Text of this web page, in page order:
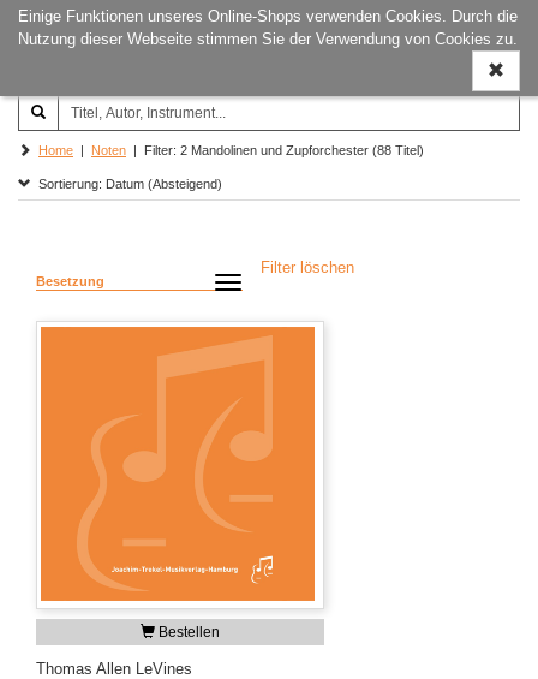
Einige Funktionen unseres Online-Shops verwenden Cookies. Durch die
Nutzung dieser Webseite stimmen Sie der Verwendung von Cookies zu.
ein-/
Joachim‐Trekel‐Musikverlag,
Hamburg
Home | Noten | Filter: 2 Mandolinen und Zupforchester (88 Titel)
Sortierung: Datum (Absteigend)
Besetzung
Filter löschen
Bestellen
Thomas Allen LeVines